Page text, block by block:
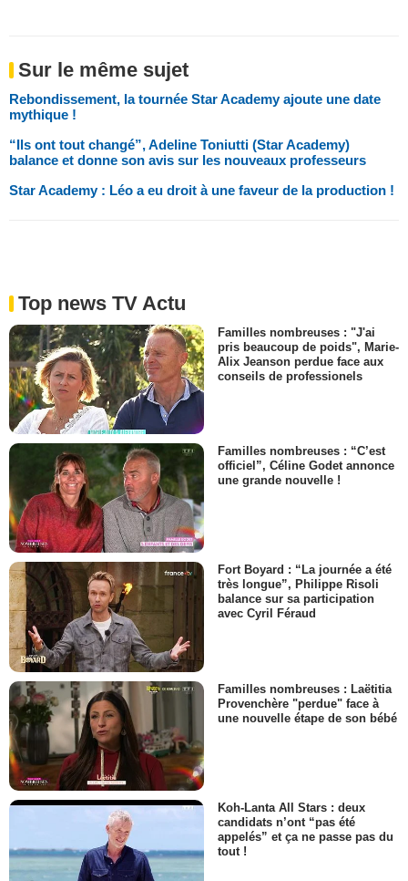
Sur le même sujet
Rebondissement, la tournée Star Academy ajoute une date
mythique !
“Ils ont tout changé”, Adeline Toniutti (Star Academy)
balance et donne son avis sur les nouveaux professeurs
Star Academy : Léo a eu droit à une faveur de la production !
Top news TV Actu
Familles nombreuses : "J'ai
pris beaucoup de poids", Marie-
Alix Jeanson perdue face aux
conseils de professionels
Familles nombreuses : “C’est
officiel”, Céline Godet annonce
une grande nouvelle !
Fort Boyard : “La journée a été
très longue”, Philippe Risoli
balance sur sa participation
avec Cyril Féraud
Familles nombreuses : Laëtitia
Provenchère "perdue" face à
une nouvelle étape de son bébé
Koh-Lanta All Stars : deux
candidats n’ont “pas été
appelés” et ça ne passe pas du
tout !